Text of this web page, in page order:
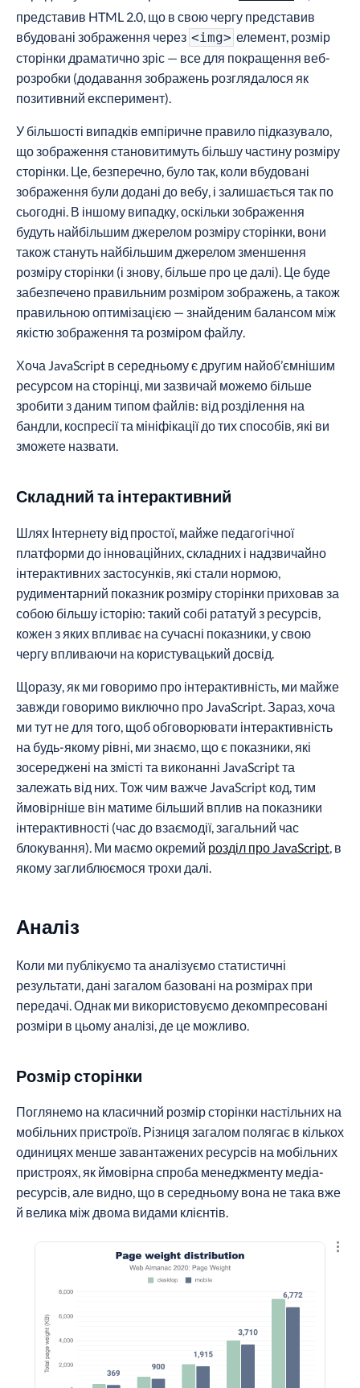
представив HTML 2.0, що в свою чергу представив
вбудовані зображення через <img> елемент, розмір
сторінки драматично зріс — все для покращення веб-
розробки (додавання зображень розглядалося як
позитивний експеримент).
У більшості випадків емпіричне правило підказувало,
що зображення становитимуть більшу частину розміру
сторінки. Це, безперечно, було так, коли вбудовані
зображення були додані до вебу, і залишається так по
сьогодні. В іншому випадку, оскільки зображення
будуть найбільшим джерелом розміру сторінки, вони
також стануть найбільшим джерелом зменшення
розміру сторінки (і знову, більше про це далі). Це буде
забезпечено правильним розміром зображень, а також
правильною оптимізацією — знайденим балансом між
якістю зображення та розміром файлу.
Хоча JavaScript в середньому є другим найоб’ємнішим
ресурсом на сторінці, ми зазвичай можемо більше
зробити з даним типом файлів: від розділення на
бандли, коспресії та мініфікації до тих способів, які ви
зможете назвати.
Складний та інтерактивний
Шлях Інтернету від простої, майже педагогічної
платформи до інноваційних, складних і надзвичайно
інтерактивних застосунків, які стали нормою,
рудиментарний показник розміру сторінки приховав за
собою більшу історію: такий собі рататуй з ресурсів,
кожен з яких впливає на сучасні показники, у свою
чергу впливаючи на користувацький досвід.
Щоразу, як ми говоримо про інтерактивність, ми майже
завжди говоримо виключно про JavaScript. Зараз, хоча
ми тут не для того, щоб обговорювати інтерактивність
на будь-якому рівні, ми знаємо, що є показники, які
зосереджені на змісті та виконанні JavaScript та
залежать від них. Тож чим важче JavaScript код, тим
ймовірніше він матиме більший вплив на показники
інтерактивності (час до взаємодії, загальний час
блокування). Ми маємо окремий розділ про JavaScript, в
якому заглиблюємося трохи далі.
Аналіз
Коли ми публікуємо та аналізуємо статистичні
результати, дані загалом базовані на розмірах при
передачі. Однак ми використовуємо декомпресовані
розміри в цьому аналізі, де це можливо.
Розмір сторінки
Поглянемо на класичний розмір сторінки настільних на
мобільних пристроїв. Різниця загалом полягає в кількох
одиницях менше завантажених ресурсів на мобільних
пристроях, як ймовірна спроба менеджменту медіа-
ресурсів, але видно, що в середньому вона не така вже
й велика між двома видами клієнтів.